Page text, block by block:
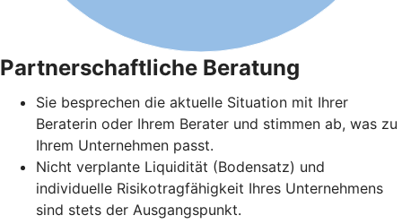
Partnerschaftliche Beratung
Sie besprechen die aktuelle Situation mit Ihrer
Beraterin oder Ihrem Berater und stimmen ab, was zu
Ihrem Unternehmen passt.
Nicht verplante Liquidität (Bodensatz) und
individuelle Risikotragfähigkeit Ihres Unternehmens
sind stets der Ausgangspunkt.